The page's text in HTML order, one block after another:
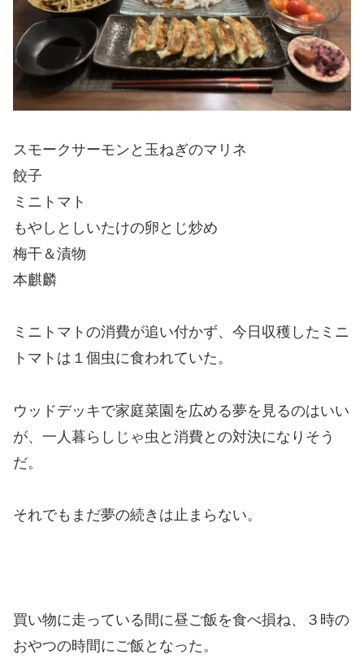
スモークサーモンと玉ねぎのマリネ
餃子
ミニトマト
もやしとしいたけの卵とじ炒め
梅干＆漬物
本麒麟
ミニトマトの消費が追い付かず、今日収穫したミニ
トマトは１個虫に食われていた。
ウッドデッキで家庭菜園を広める夢を見るのはいい
が、一人暮らしじゃ虫と消費との対決になりそう
だ。
それでもまだ夢の続きは止まらない。
買い物に走っている間に昼ご飯を食べ損ね、３時の
おやつの時間にご飯となった。